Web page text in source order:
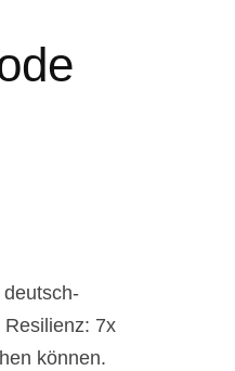
Resilienz: 7x
können.